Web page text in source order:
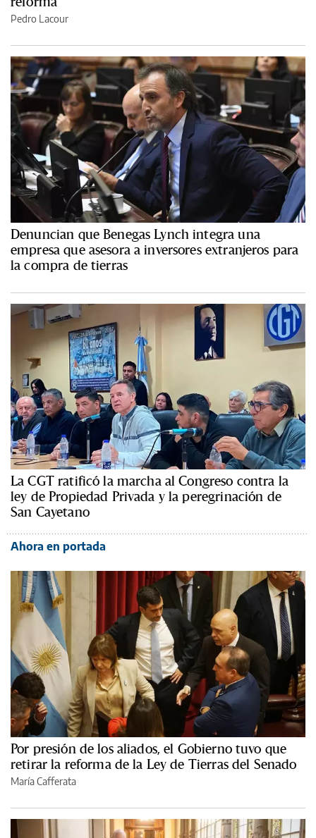
Pedro Lacour
Denuncian que Benegas Lynch integra una
empresa que asesora a inversores extranjeros para
la compra de tierras
La CGT ratificó la marcha al Congreso contra la
ley de Propiedad Privada y la peregrinación de
San Cayetano
Ahora en portada
Por presión de los aliados, el Gobierno tuvo que
retirar la reforma de la Ley de Tierras del Senado
María Cafferata